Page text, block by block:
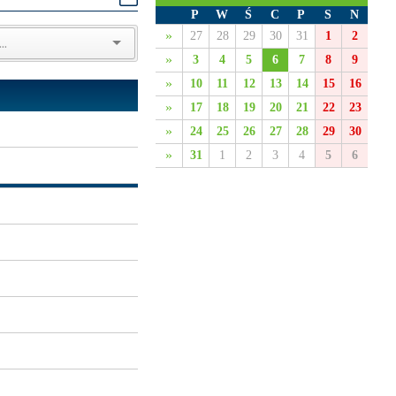
» 27 28 29 30 31 1 2
» 3 4 5 6 7 8 9
» 10 11 12 13 14 15 16
» 17 18 19 20 21 22 23
» 24 25 26 27 28 29 30
» 31 1 2 3 4 5 6
P W Ś C P S N